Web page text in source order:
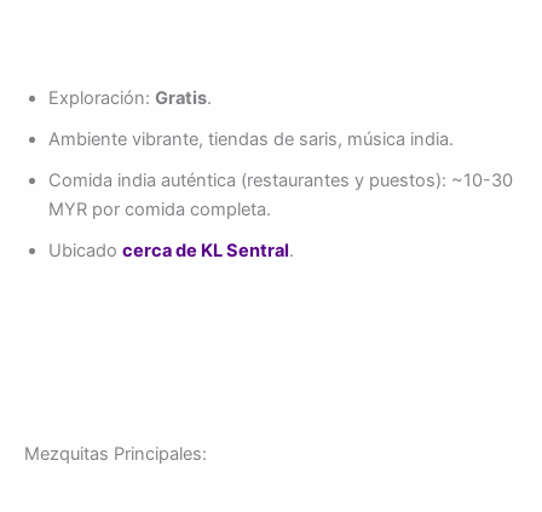
Exploración: Gratis.
Ambiente vibrante, tiendas de saris, música india.
Comida india auténtica (restaurantes y puestos): ~10-30
MYR por comida completa.
Ubicado cerca de KL Sentral.
Mezquitas Principales: